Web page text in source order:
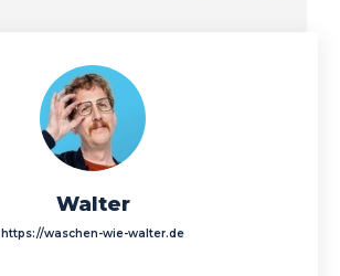
Walter
https://waschen-wie-walter.de